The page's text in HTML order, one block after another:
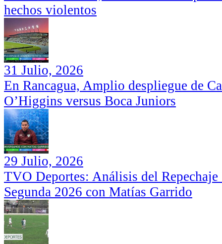
hechos violentos
31 Julio, 2026
En Rancagua, Amplio despliegue de
O’Higgins versus Boca Juniors
29 Julio, 2026
TVO Deportes: Análisis del
Segunda 2026 con Matías Garrido